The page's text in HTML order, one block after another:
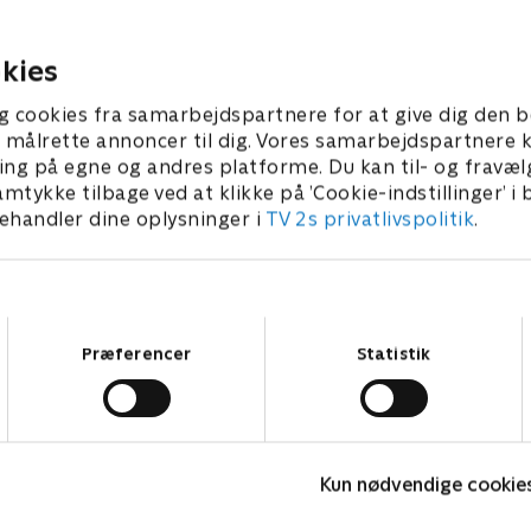
cookies fra samarbejdspartnere for at give dig den
annoncer til dig. Vores samarbejdspartnere
på egne og andres platforme. Du kan til- og
tilbage ved at klikke på ’Cookie-indstillinger’ i
dine oplysninger i TV 2s privatlivspolitik.
Præferencer Statistik
Kun nødvendige
2025 • 60 min